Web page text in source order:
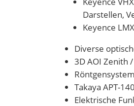
Darstellen,
Keyence
Diverse
3D AOI Zenith
Takaya APT-
Elektrische